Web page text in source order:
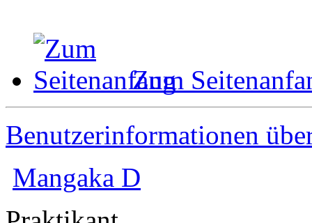
Zum
Benutzerinformationen
Mangaka D